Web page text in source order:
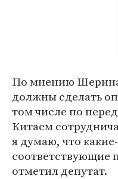
По мнению
должны сделать
том числе по
Китаем
я думаю, что
соответствующие
отметил депутат.